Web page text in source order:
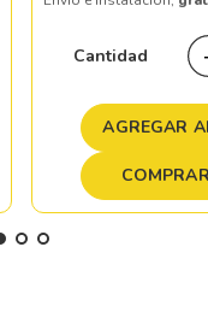
Cantidad
AGREGAR